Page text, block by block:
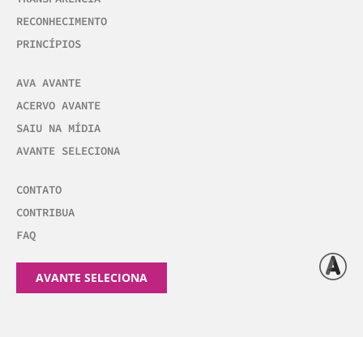
RECONHECIMENTO
PRINCÍPIOS
AVA AVANTE
ACERVO AVANTE
SAIU NA MÍDIA
AVANTE SELECIONA
CONTATO
CONTRIBUA
FAQ
AVANTE SELECIONA